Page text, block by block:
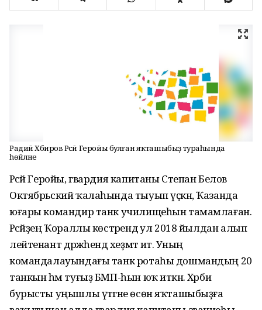
Радий Хәбиров Рәсәй Геройы булған яҡташыбыҙ тураһында
һөйләне
Рәсәй Геройы, гвардия капитаны Степан Белов
Октябрьский ҡалаһында тыуып үҫкән, Ҡазанда
юғары командир танк училищеһын тамамлаған.
Рәсәйҙең Ҡораллы көстәрендә ул 2018 йылдан алып
лейтенант дәрәжәһендә хеҙмәт итә. Уның
командалауындағы танк ротаһы дошмандың 20
танкын һәм туғыҙ БМП-һын юҡ иткән. Хәрби
бурысты уңышлы үтәгәне өсөн яҡташыбыҙға